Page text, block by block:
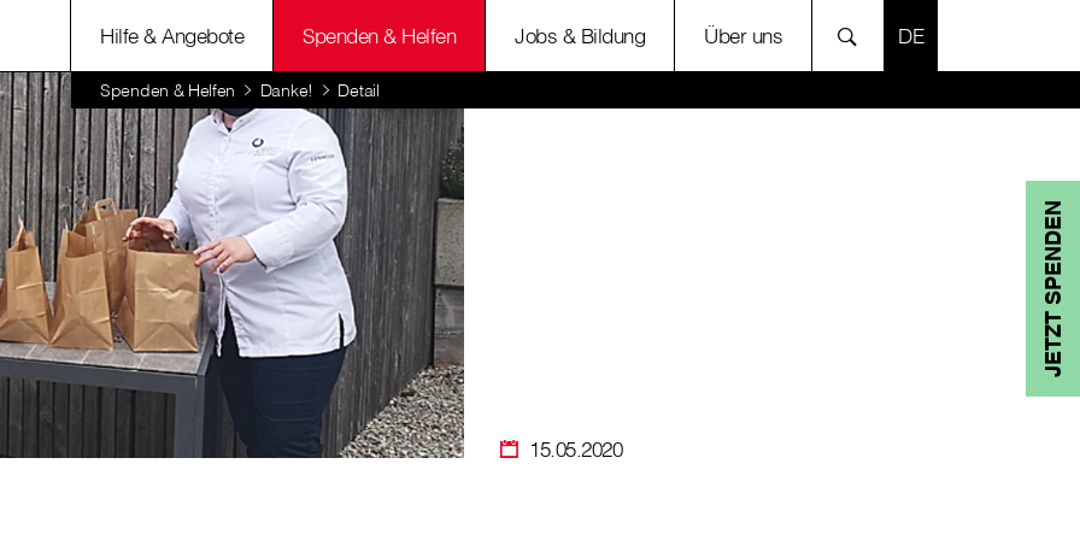
Hilfe & Angebote Spenden & Helfen Jobs & Bildung Über uns SPRACHE
Spenden & Helfen Danke! Detail
JETZT SPENDEN
15.05.2020